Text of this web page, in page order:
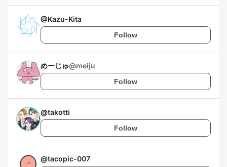
@Kazu-Kita
Follow
めーじゅ@meiju
Follow
@takotti
Follow
@tacopic-007